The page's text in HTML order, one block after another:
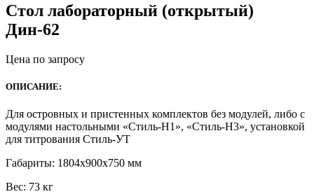
Стол лабораторный (открытый)
Дин-62
Цена по запросу
ОПИСАНИЕ:
Для островных и пристенных комплектов без модулей, либо с
модулями настольными «Стиль-Н1», «Стиль-Н3», установкой
для титрования Стиль-УТ
Габариты: 1804х900х750 мм
Вес: 73 кг